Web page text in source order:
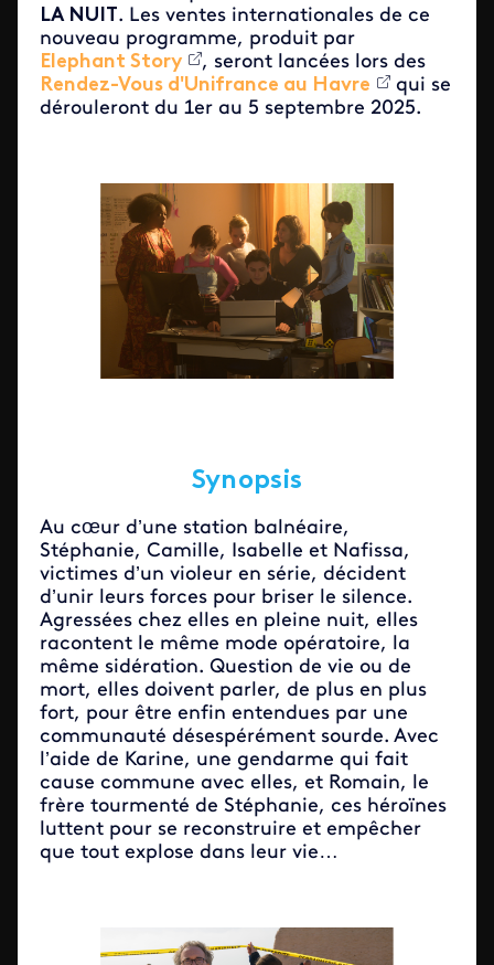
LA NUIT. Les ventes internationales de ce
nouveau programme, produit par
Elephant Story
, seront lancées lors des
Rendez-Vous d'Unifrance au Havre
qui se
dérouleront du 1er au 5 septembre 2025.
Synopsis
Au cœur d’une station balnéaire,
Stéphanie, Camille, Isabelle et Nafissa,
victimes d’un violeur en série, décident
d’unir leurs forces pour briser le silence.
Agressées chez elles en pleine nuit, elles
racontent le même mode opératoire, la
même sidération. Question de vie ou de
mort, elles doivent parler, de plus en plus
fort, pour être enfin entendues par une
communauté désespérément sourde. Avec
l’aide de Karine, une gendarme qui fait
cause commune avec elles, et Romain, le
frère tourmenté de Stéphanie, ces héroïnes
luttent pour se reconstruire et empêcher
que tout explose dans leur vie…